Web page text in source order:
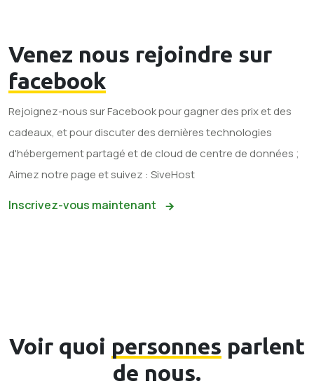
Venez nous rejoindre sur
facebook
Rejoignez-nous sur Facebook pour gagner des prix et des
cadeaux, et pour discuter des dernières technologies
d'hébergement partagé et de cloud de centre de données ;
Aimez notre page et suivez : SiveHost
Inscrivez-vous maintenant
Voir quoi personnes parlent
de nous.